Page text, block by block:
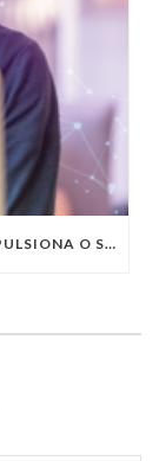
DESCUBRA COMO A OBSERVABILITY IMPULSIONA O SUCESSO DO SEU NEGÓCIO